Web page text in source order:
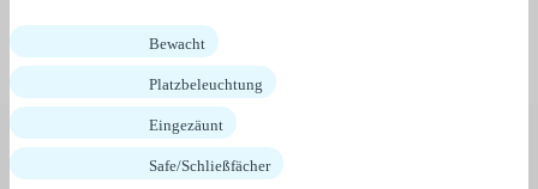
Bewacht
Platzbeleuchtung
Eingezäunt
Safe/Schließfächer